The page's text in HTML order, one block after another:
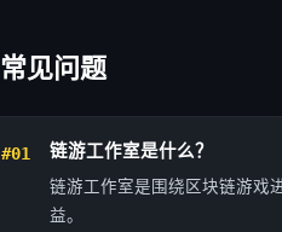
常见问题
#01 链游工作室是什么？
链游工作室是围绕区块链游戏
益。